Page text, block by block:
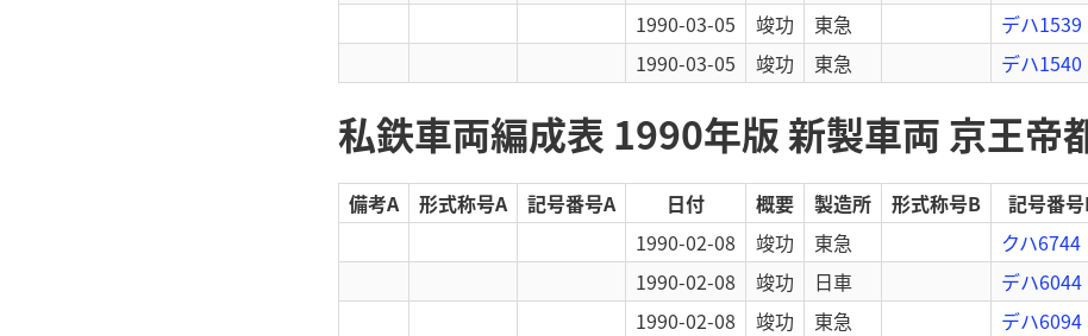
1990-03-05
竣功 東急
デハ1539
1990-03-05
竣功 東急 デハ1540
私鉄車両編成表 1990年版 新製車両 京王帝
備考A 形式称号A 記号番号A 日付 概要 製造所 形式称号B 記号番
1990-02-08
竣功 東急
クハ6744
1990-02-08
竣功 日車
デハ6044
1990-02-08
竣功 東急
デハ6094